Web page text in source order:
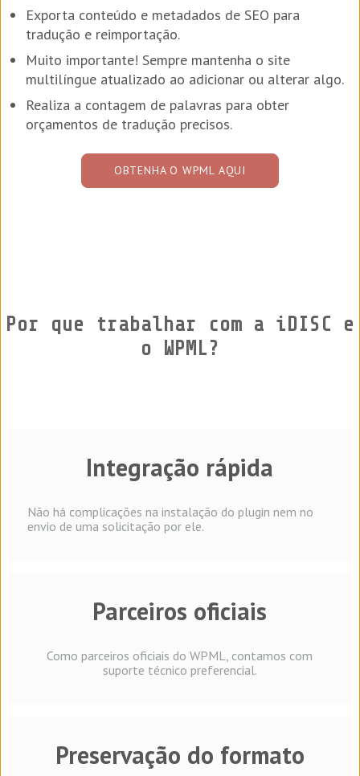
Exporta conteúdo e metadados de SEO para
tradução e reimportação.
Muito importante! Sempre mantenha o site
multilíngue atualizado ao adicionar ou alterar algo.
Realiza a contagem de palavras para obter
orçamentos de tradução precisos.
OBTENHA O WPML AQUI
Por que trabalhar com a iDISC e
o WPML?
Integração rápida
Não há complicações na instalação do plugin nem no
envio de uma solicitação por ele.
Parceiros oficiais
Como parceiros oficiais do WPML, contamos com
suporte técnico preferencial.
Preservação do formato